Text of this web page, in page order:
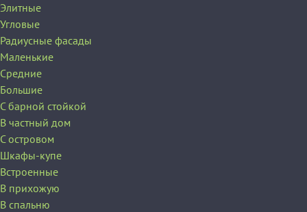
Элитные
Угловые
Радиусные фасады
Маленькие
Средние
Большие
С барной стойкой
В частный дом
C островом
Шкафы-купе
Встроенные
В прихожую
В спальню